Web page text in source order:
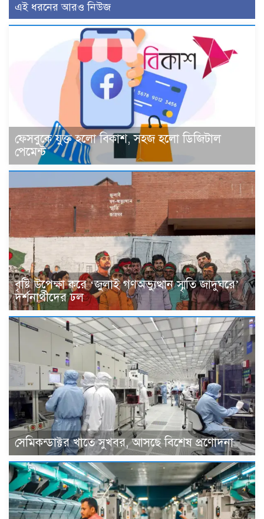
এই ধরনের আরও নিউজ
ফেসবুকে যুক্ত হলো বিকাশ, সহজ হলো ডিজিটাল
পেমেন্ট
বৃষ্টি উপেক্ষা করে ‘জুলাই গণঅভ্যুত্থান স্মৃতি জাদুঘরে’
দর্শনার্থীদের ঢল
সেমিকন্ডাক্টর খাতে সুখবর, আসছে বিশেষ প্রণোদনা